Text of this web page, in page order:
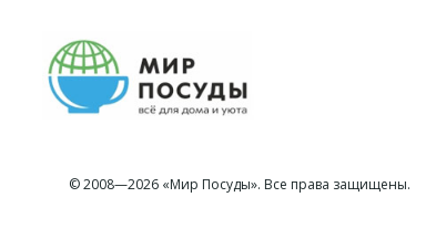
© 2008—2026 «Мир Посуды». Все права защищены.